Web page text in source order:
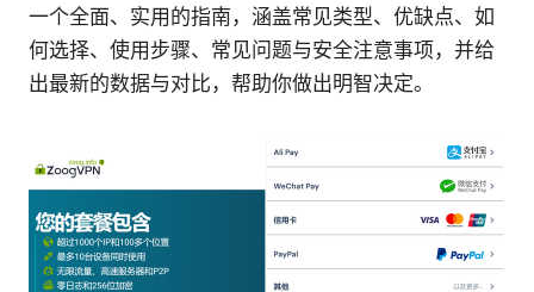
一个全面、实用的指南，涵盖常见类型、优缺点、如
何选择、使用步骤、常见问题与安全注意事项，并给
出最新的数据与对比，帮助你做出明智决定。